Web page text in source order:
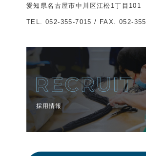
愛知県名古屋市中川区江松1丁目101
TEL. 052-355-7015 / FAX. 052-
採用情報